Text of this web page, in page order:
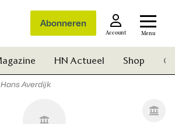
Abonneren
Account Menu
HN Actueel Shop
Hans Averdijk